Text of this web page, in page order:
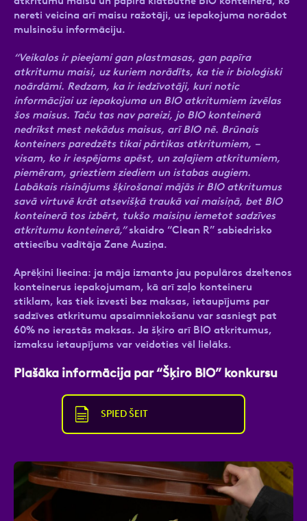
nereti veicina arī maisu ražotāji, uz iepakojuma norādot
mulsinošu informāciju.
“Veikalos ir pieejami gan plastmasas, gan papīra
atkritumu maisi, uz kuriem norādīts, ka tie ir bioloģiski
noārdāmi. Redzam, ka ir iedzīvotāji, kuri notic
informācijai uz iepakojuma un BIO atkritumiem izvēlas
šos maisus. Taču tas nav pareizi, jo BIO konteinerā
nedrīkst mest nekādus maisus, arī BIO nē. Brūnais
konteiners paredzēts tikai pārtikas atkritumiem, –
visam, ko ir iespējams apēst, un zaļajiem atkritumiem,
piemēram, grieztiem ziediem un istabas augiem.
Labākais risinājums šķirošanai mājās ir BIO atkritumus
savā virtuvē krāt atsevišķā traukā vai maisiņā, bet BIO
konteinerā tos izbērt, tukšo maisiņu iemetot sadzīves
atkritumu konteinerā,”skaidro “Clean R” sabiedrisko
attiecību vadītāja Zane Auziņa.
Aprēķini liecina: ja māja izmanto jau populāros dzeltenos
konteinerus iepakojumam, kā arī zaļo konteineru
stiklam, kas tiek izvesti bez maksas, ietaupījums par
sadzīves atkritumu apsaimniekošanu var sasniegt pat
60% no ierastās maksas. Ja šķiro arī BIO atkritumus,
izmaksu ietaupījums var veidoties vēl lielāks.
Plašāka informācija par “Šķiro BIO” konkursu
SPIED ŠEIT